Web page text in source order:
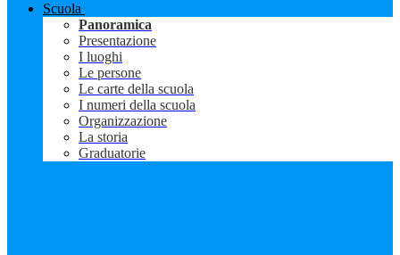
Scuola
Panoramica
Presentazione
I luoghi
Le persone
Le carte della scuola
I numeri della scuola
Organizzazione
La storia
Graduatorie